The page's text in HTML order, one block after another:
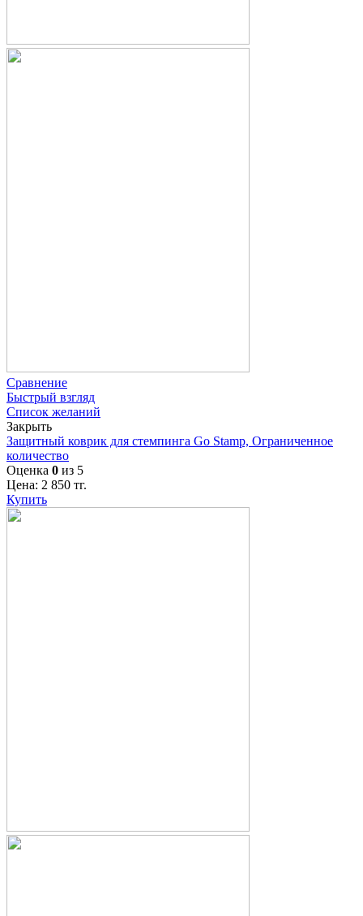
Сравнение
Быстрый взгляд
Список желаний
Закрыть
Защитный коврик для стемпинга Go Stamp, Ограниченное
количество
Оценка 0 из 5
Цена: 2 850 тг.
Купить